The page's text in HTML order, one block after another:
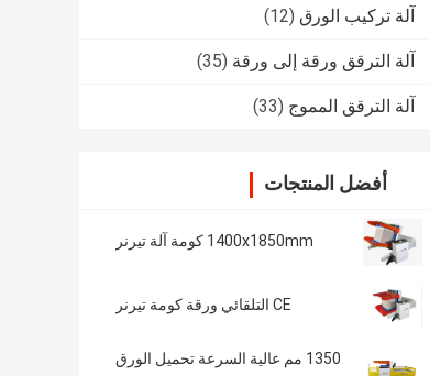
آلة تركيب الورق (12)
آلة الترقق ورقة إلى ورقة (35)
آلة الترقق المموج (33)
أفضل المنتجات
1400x1850mm كومة آلة تيرنر
CE التلقائي ورقة كومة تيرنر
1350 مم عالية السرعة تحميل الورق